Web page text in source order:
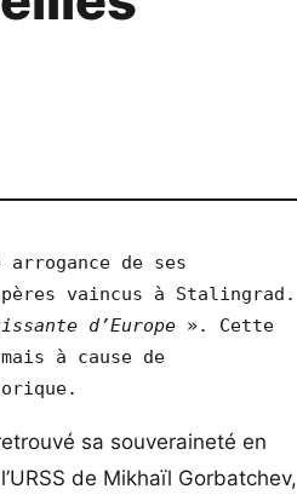
de ses
vaincus à Stalingrad.
d’Europe ». Cette
à cause de
sa souveraineté en
de Mikhaïl Gorbatchev,